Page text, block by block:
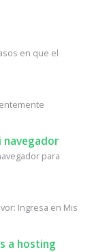
en que el
navegador
para
Ingresa en Mis
a hosting